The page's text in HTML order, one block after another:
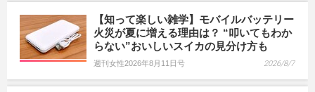
【知って楽しい雑学】モバイルバッテリー
火災が夏に増える理由は？ “叩いてもわか
らない”おいしいスイカの見分け方も
週刊女性2026年8月11日号 2026/8/7